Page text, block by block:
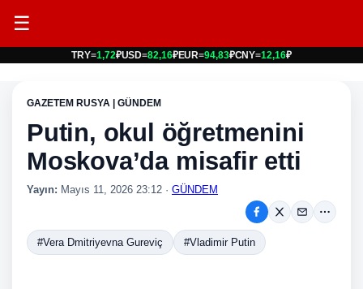
☰
TRY=1,72₽USD=82,16₽EUR=94,83₽CNY=12,16₽
GAZETEM RUSYA | GÜNDEM
Putin, okul öğretmenini
Moskova’da misafir etti
Yayın: Mayıs 11, 2026 23:12 · GÜNDEM
#Vera Dmitriyevna Gureviç #Vladimir Putin